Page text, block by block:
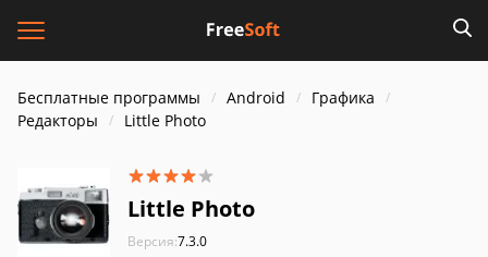
Бесплатные программы Android
Графика
Редакторы
Little Photo
Little Photo
Версия:7.3.0